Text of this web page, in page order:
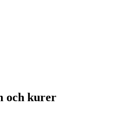
och kurer